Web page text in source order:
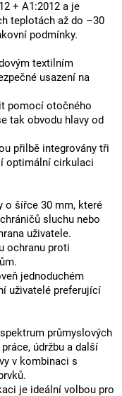
+ A1:2012 a je
teplotách až do –30
podmínky.
textilním
usazení na
pomocí otočného
tak obvodu hlavy od
přilbě integrovány tři
optimální cirkulaci
o šířce 30 mm, které
sluchu nebo
uživatele.
ochranu proti
jednoduchém
uživatelé preferující
průmyslových
údržbu a další
v kombinaci s
je ideální volbou pro